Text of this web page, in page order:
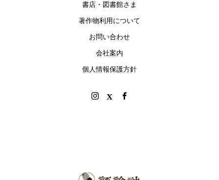
書店・図書館さま
著作物利用について
お問い合わせ
会社案内
個人情報保護方針